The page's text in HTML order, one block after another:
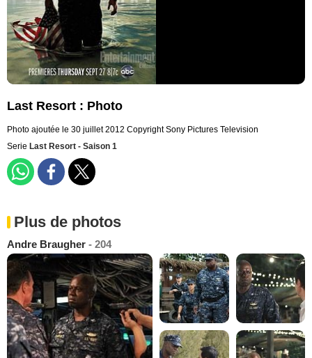
Last Resort : Photo
Photo ajoutée le 30 juillet 2012 Copyright Sony Pictures Television
Serie Last Resort - Saison 1
Plus de photos
Andre Braugher - 204